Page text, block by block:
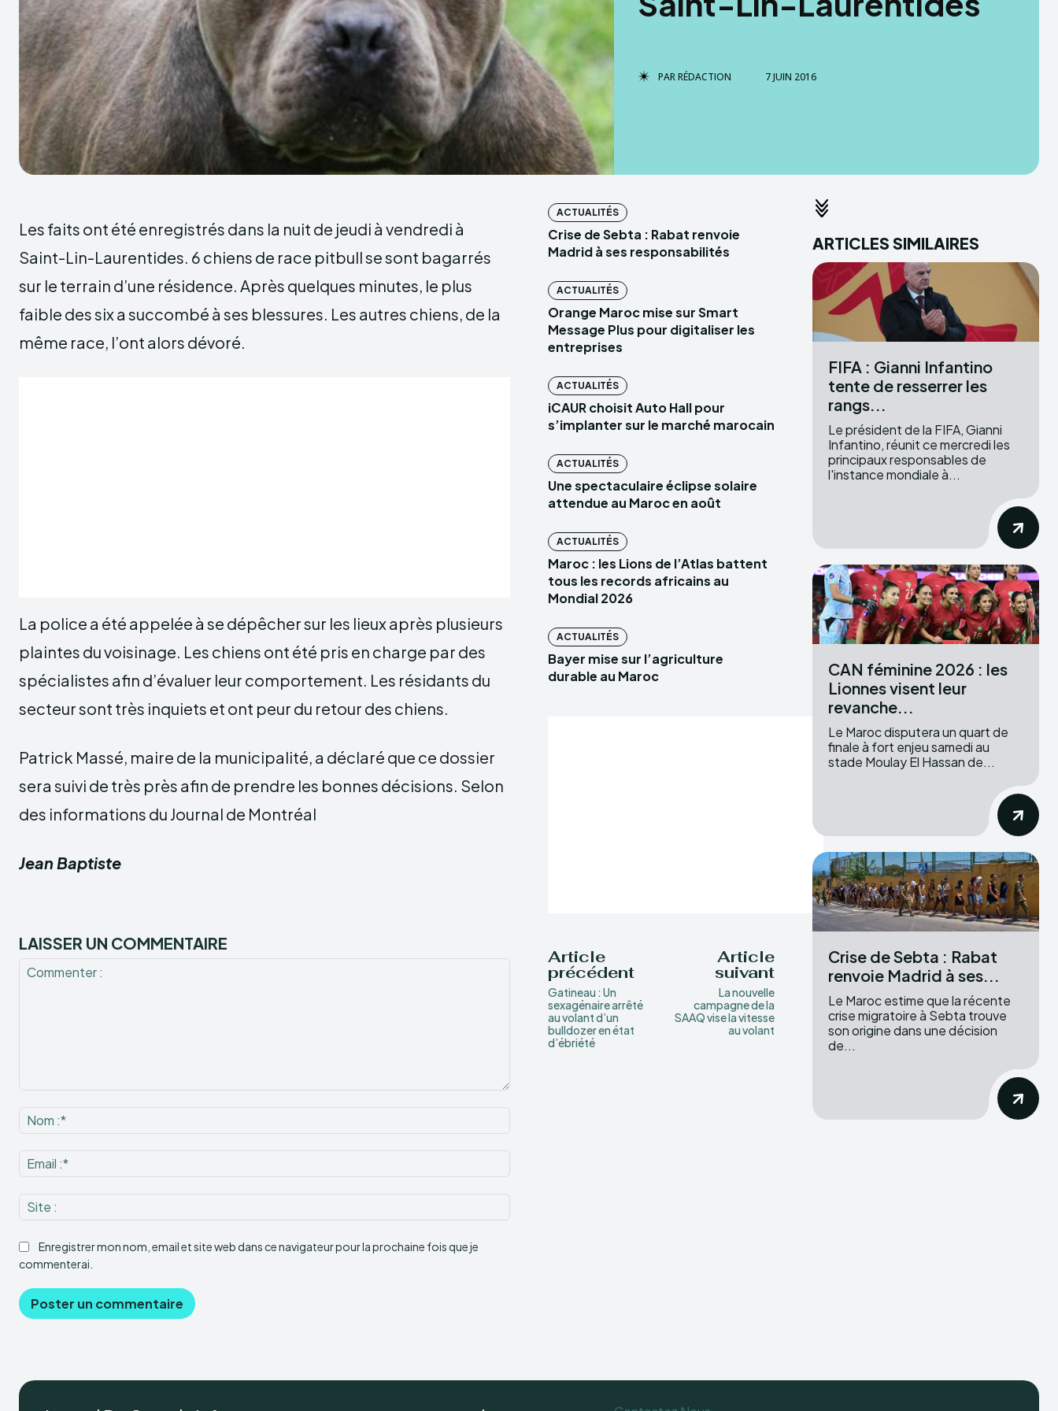
PARRÉDACTION 7 JUIN 2016
Les faits ont été enregistrés dans la nuit de jeudi à vendredi à
Saint-Lin-Laurentides. 6 chiens de race pitbull se sont bagarrés
sur le terrain d’une résidence. Après quelques minutes, le plus
faible des six a succombé à ses blessures. Les autres chiens, de la
même race, l’ont alors dévoré.
La police a été appelée à se dépêcher sur les lieux après plusieurs
plaintes du voisinage. Les chiens ont été pris en charge par des
spécialistes afin d’évaluer leur comportement. Les résidants du
secteur sont très inquiets et ont peur du retour des chiens.
Patrick Massé, maire de la municipalité, a déclaré que ce dossier
sera suivi de très près afin de prendre les bonnes décisions. Selon
des informations du Journal de Montréal
Jean Baptiste
LAISSER UN COMMENTAIRE
:*
:*
:
Enregistrer mon nom, email et site web dans ce navigateur pour la prochaine fois que je
commenterai.
ACTUALITÉS
Crise de Sebta : Rabat renvoie
Madrid à ses responsabilités
ACTUALITÉS
Orange Maroc mise sur Smart
Message Plus pour digitaliser les
entreprises
ACTUALITÉS
iCAUR choisit Auto Hall pour
s’implanter sur le marché marocain
ACTUALITÉS
Une spectaculaire éclipse solaire
attendue au Maroc en août
ACTUALITÉS
Maroc : les Lions de l’Atlas battent
tous les records africains au
Mondial 2026
ACTUALITÉS
Bayer mise sur l’agriculture
durable au Maroc
Article
précédent
Gatineau : Un
sexagénaire arrêté
au volant d’un
bulldozer en état
d’ébriété
Article
suivant
La nouvelle
campagne de la
SAAQ vise la vitesse
au volant
ARTICLES SIMILAIRES
FIFA : Gianni Infantino
tente de resserrer les
rangs...
Le président de la FIFA, Gianni
Infantino, réunit ce mercredi les
principaux responsables de
l'instance mondiale à...
CAN féminine 2026 : les
Lionnes visent leur
revanche...
Le Maroc disputera un quart de
finale à fort enjeu samedi au
stade Moulay El Hassan de...
Crise de Sebta : Rabat
renvoie Madrid à ses...
Le Maroc estime que la récente
crise migratoire à Sebta trouve
son origine dans une décision
de...